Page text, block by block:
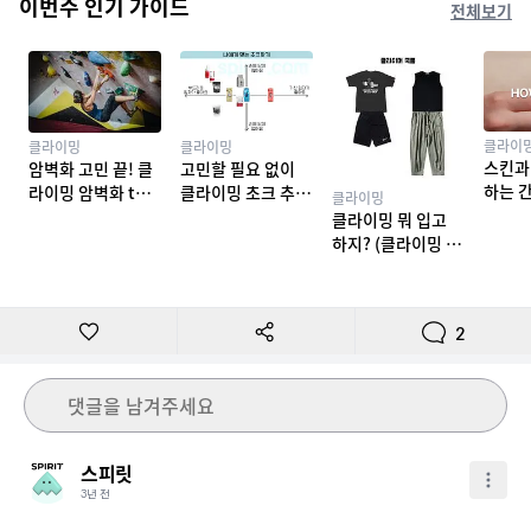
전체보기
클라이밍
암벽화 고민 끝! 클
라이밍 암벽화 top
클라이밍
고민할 필요 없이
클라이밍 초크 추천
클라이밍
클라이밍 뭐 입고
하지? (클라이밍 복
클라이
스킨
하는
2
댓글을 남겨주세요
스피릿
3년 전